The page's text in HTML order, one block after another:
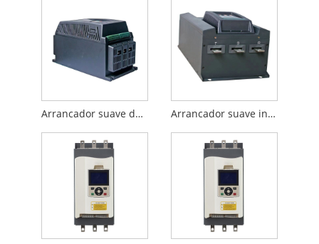
Arrancador suave de motor de CA de bajo consumo Arrancador suave inteligente AC HVAC 250kw